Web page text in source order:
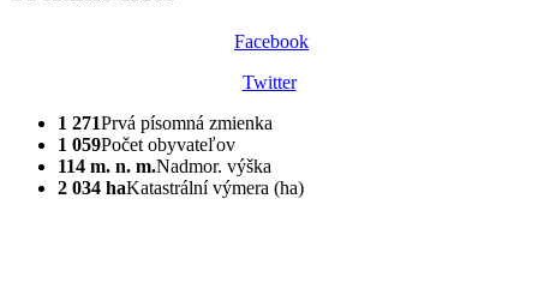
Facebook
Twitter
1 271Prvá písomná zmienka
1 059Počet obyvateľov
114 m. n. m.Nadmor. výška
2 034 haKatastrální výmera (ha)